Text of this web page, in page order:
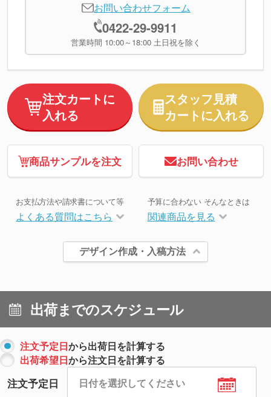
お問い合わせフォーム
0422-29-9911
営業時間 10:00～18:00 土日祝を除く
注文カートに
入れる
スタッフ見積
カートに入れる
商品サンプルを注文 お問い合わせ
お支払方法や請求書について等
よくある質問はこちら
予算に合わない そんなときは
関連商品を見る
デザイン作成・入稿方法
出荷までのスケジュール
注文予定日から出荷日を計算する
出荷希望日から注文日を計算する
注文予定日